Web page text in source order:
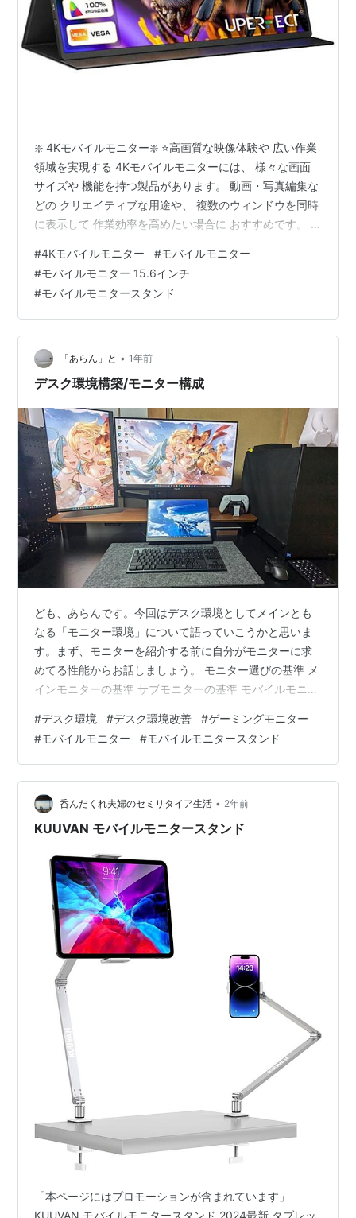
❇️ 4Kモバイルモニター❇️ ⭐️高画質な映像体験や 広い作業
領域を実現する 4Kモバイルモニターには、 様々な画面
サイズや 機能を持つ製品があります。 動画・写真編集な
どの クリエイティブな用途や、 複数のウィンドウを同時
に表示して 作業効率を高めたい場合に おすすめです。 ⭐️
も色鮮やかで 正確な表示が可能です。 色の正確性にこだ
わるなら、 sRGBカバー率が高いモデルを 選ぶと良いで
しょう。 ⭐️接続方式 USB Type-C接続なら、 ケーブル1
本で映像出力と 電源供給が可能なモデルが多く、 配線が
すっきりします。 Mini H…
#4Kモバイルモニター #モバイルモニター
#モバイルモニター 15.6インチ
#モバイルモニタースタンド
「あらん」と • 1年前
デスク環境構築/モニター構成
ども、あらんです。今回はデスク環境としてメインとも
なる「モニター環境」について語っていこうかと思いま
す。まず、モニターを紹介する前に自分がモニターに求
めてる性能からお話しましょう。 モニター選びの基準 メ
インモニターの基準 サブモニターの基準 モバイルモニタ
ぞれとなると思います。（極論なので選び方考え方とい
うより「自分が何故これを選んだか？」という基準のお
話になります。 メインモニターの基準 まず自分はゲーム
をよくします。ただ、ゲームと言っても幅が広すぎま
す。ジャンルとしては基本RPGとちょっとしたアクショ
ン系をやります。昨今流行りのFPS…
#デスク環境 #デスク環境改善 #ゲーミングモニター
#モバイルモニター #モバイルモニタースタンド
呑んだくれ夫婦のセミリタイア生活 • 2年前
KUUVAN モバイルモニタースタンド
「本ページにはプロモーションが含まれています」
KUUVAN モバイルモニタースタンド 2024最新 タブレッ